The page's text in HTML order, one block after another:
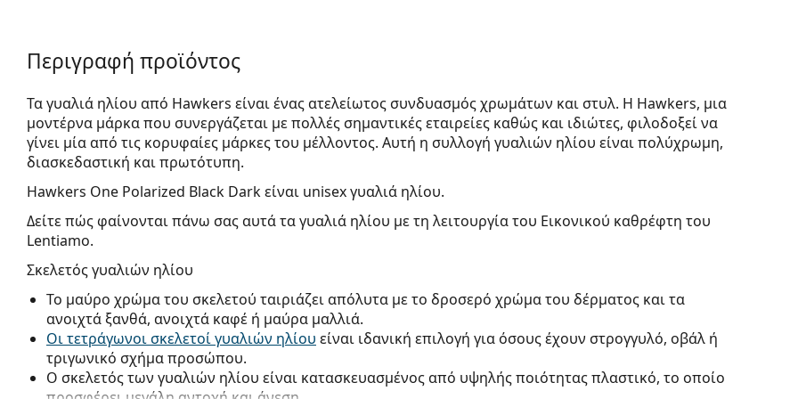
Περιγραφή προϊόντος
Τα γυαλιά ηλίου από Hawkers είναι ένας ατελείωτος συνδυασμός χρωμάτων και στυλ. Η Hawkers, μια
μοντέρνα μάρκα που συνεργάζεται με πολλές σημαντικές εταιρείες καθώς και ιδιώτες, φιλοδοξεί να
γίνει μία από τις κορυφαίες μάρκες του μέλλοντος. Αυτή η συλλογή γυαλιών ηλίου είναι πολύχρωμη,
διασκεδαστική και πρωτότυπη.
Hawkers One Polarized Black Darkείναι unisex γυαλιά ηλίου.
Δείτε πώς φαίνονται πάνω σας αυτά τα γυαλιά ηλίου με τη λειτουργία του Εικονικού καθρέφτη του
Lentiamo.
Σκελετός γυαλιών ηλίου
Το μαύρο χρώμα του σκελετού ταιριάζει απόλυτα με το δροσερό χρώμα του δέρματος και τα
ανοιχτά ξανθά, ανοιχτά καφέ ή μαύρα μαλλιά.
Οι τετράγωνοι σκελετοί γυαλιών ηλίου είναι ιδανική επιλογή για όσους έχουν στρογγυλό, οβάλ ή
τριγωνικό σχήμα προσώπου.
Ο σκελετός των γυαλιών ηλίου είναι κατασκευασμένος από υψηλής ποιότητας πλαστικό, το οποίο